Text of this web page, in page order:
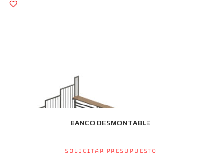
BANCO DESMONTABLE
Solicitar presupuesto